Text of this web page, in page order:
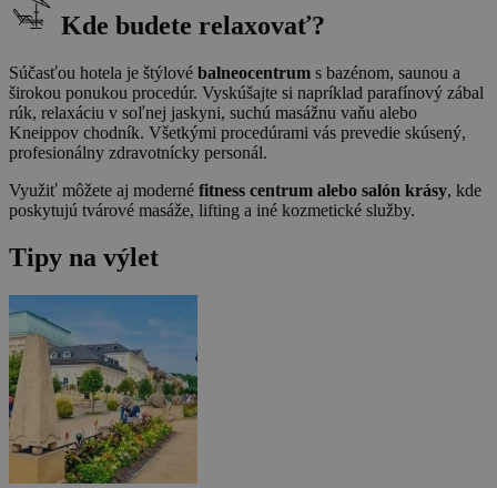
Kde budete relaxovať?
Súčasťou hotela je štýlové balneocentrum s bazénom, saunou a
širokou ponukou procedúr. Vyskúšajte si napríklad parafínový zábal
rúk, relaxáciu v soľnej jaskyni, suchú masážnu vaňu alebo
Kneippov chodník. Všetkými procedúrami vás prevedie skúsený,
profesionálny zdravotnícky personál.
Využiť môžete aj moderné fitness centrum alebo salón krásy, kde
poskytujú tvárové masáže, lifting a iné kozmetické služby.
Tipy na výlet